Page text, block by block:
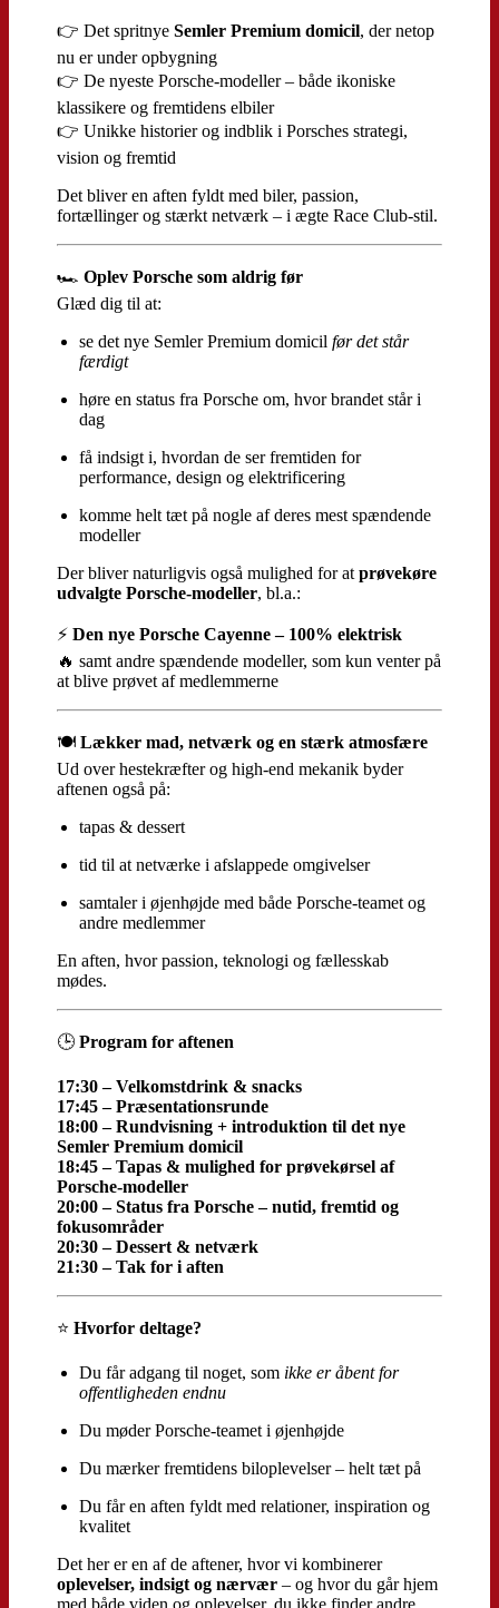
👉 Det spritnyeSemler Premium domicil, der netop
nu er under opbygning
👉 De nyeste Porsche-modeller – både ikoniske
klassikere og fremtidens elbiler
👉 Unikke historier og indblik i Porsches strategi,
vision og fremtid
Det bliver en aften fyldt med biler, passion,
fortællinger og stærkt netværk – i ægte Race Club-stil.
🏎Oplev Porsche som aldrig før
Glæd dig til at:
se det nye Semler Premium domicilfør det står
færdigt
høre en status fra Porsche om, hvor brandet står i
dag
få indsigt i, hvordan de ser fremtiden for
performance, design og elektrificering
komme helt tæt på nogle af deres mest spændende
modeller
Der bliver naturligvis også mulighed for atprøvekøre
udvalgte Porsche-modeller, bl.a.:
⚡Den nye Porsche Cayenne – 100% elektrisk
🔥 samt andre spændende modeller, som kun venter på
at blive prøvet af medlemmerne
🍽Lækker mad, netværk og en stærk atmosfære
Ud over hestekræfter og high-end mekanik byder
aftenen også på:
tapas & dessert
tid til at netværke i afslappede omgivelser
samtaler i øjenhøjde med både Porsche-teamet og
andre medlemmer
En aften, hvor passion, teknologi og fællesskab
mødes.
🕒Program for aftenen
17:30 – Velkomstdrink & snacks
17:45 – Præsentationsrunde
18:00 – Rundvisning + introduktion til det nye
Semler Premium domicil
18:45 – Tapas & mulighed for prøvekørsel af
Porsche-modeller
20:00 – Status fra Porsche – nutid, fremtid og
fokusområder
20:30 – Dessert & netværk
21:30 – Tak for i aften
⭐Hvorfor deltage?
Du får adgang til noget, som ikke er åbent for
offentligheden endnu
Du møder Porsche-teamet i øjenhøjde
Du mærker fremtidens biloplevelser – helt tæt på
Du får en aften fyldt med relationer, inspiration og
kvalitet
Det her er en af de aftener, hvor vi kombinerer
oplevelser, indsigt og nærvær – og hvor du går hjem
med både viden og oplevelser, du ikke finder andre